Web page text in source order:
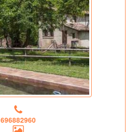
696882960